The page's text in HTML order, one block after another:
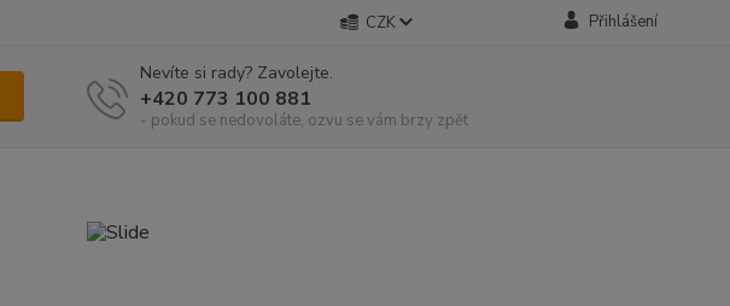
CZK Přihlášení
Nevíte si rady? Zavolejte.
+420 773 100 881
- pokud se nedovoláte, ozvu se vám brzy zpět